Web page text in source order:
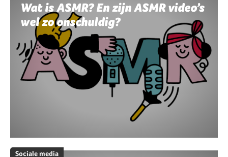
Wat is ASMR? En zijn ASMR video’s
wel zo onschuldig?
Sociale media